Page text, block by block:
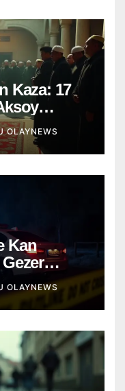
Kaza: 17
OLAYNEWS
Kan
O. Ağır
OLAYNEWS